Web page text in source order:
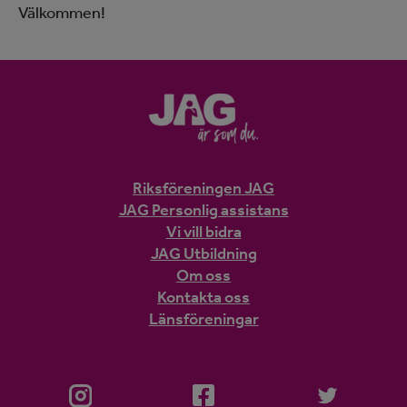
Välkommen!
Riksföreningen JAG
JAG Personlig assistans
Vi vill bidra
JAG Utbildning
Om oss
Kontakta oss
Länsföreningar